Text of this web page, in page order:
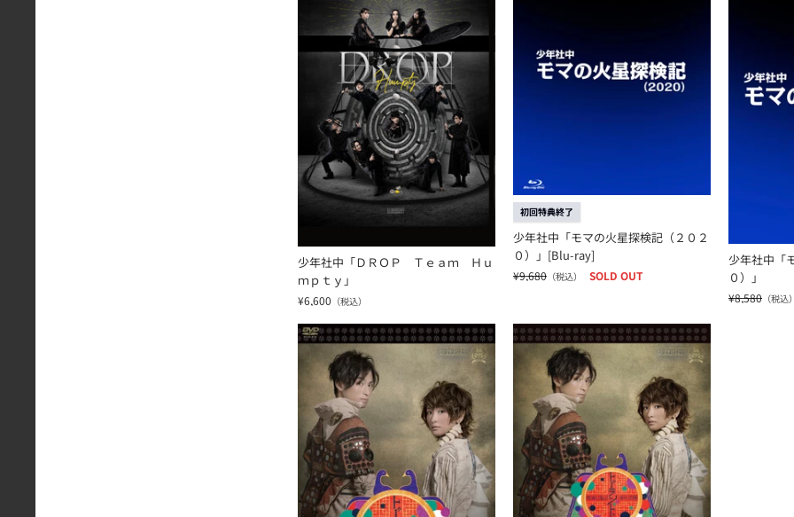
少年社中「ＤＲＯＰ Ｔｅａｍ Ｈｕ
ｍｐｔｙ」
¥6,600 （税込）
少年社中「モマの火星探検記（２０２
０）」[Blu-ray]
¥9,680 （税込） SOLD OUT
初回特典終了
少年社中「
０）」
¥8,580 （税込
少年社中「トゥーランドット 廃墟に眠る少年の夢」少年社中「トゥーランドット 廃墟に眠る少年の